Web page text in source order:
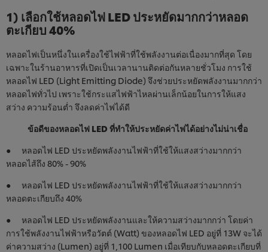
1) เลือกใช้หลอดไฟ LED ประหยัดมากกว่าหลอด
ตะเกียบ 40%
หลอดไฟเป็นหนึ่งในเครื่องใช้ไฟฟ้าที่ใช้พลังงานต่อเนื่องมากที่สุด โดย
เฉพาะในร้านอาหารที่เปิดเป็นเวลานานติดต่อกันหลายชั่วโมง การใช้
หลอดไฟ LED (Light Emitting Diode) จึงช่วยประหยัดพลังงานมากกว่า
หลอดไฟทั่วไป เพราะใช้กระแสไฟฟ้าไหลผ่านเล็กน้อยในการให้แสง
สว่าง ความร้อนต่ำ จึงลดค่าไฟได้ดี
ข้อดีของหลอดไฟ LED ที่ทำให้ประหยัดค่าไฟได้อย่างไม่น่าเชื่อ
● หลอดไฟ LED ประหยัดพลังงานไฟฟ้าที่ใช้ให้แสงสว่างมากกว่า
หลอดไส้ถึง 80% - 90%
● หลอดไฟ LED ประหยัดพลังงานไฟฟ้าที่ใช้ให้แสงสว่างมากกว่า
หลอดตะเกียบถึง 40%
● หลอดไฟ LED ประหยัดพลังงานและให้ความสว่างมากกว่า โดยค่า
การใช้พลังงานไฟฟ้าหรือวัตต์ (Watt) ของหลอดไฟ LED อยู่ที่ 13W จะได้
ค่าความสว่าง (Lumen) อยู่ที่ 1,100 Lumen เมื่อเทียบกับหลอดตะเกียบที่